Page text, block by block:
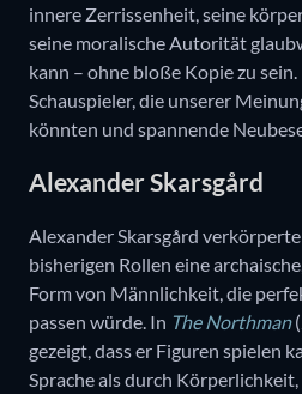
innere Zerrissenheit, seine
seine moralische Autorität
kann – ohne bloße Kopie zu
Schauspieler, die unserer
könnten und spannende
Alexander Skarsgård
Alexander Skarsgård
bisherigen Rollen eine
Form von Männlichkeit, die
passen würde. In The Northman
gezeigt, dass er Figuren spielen
Sprache als durch